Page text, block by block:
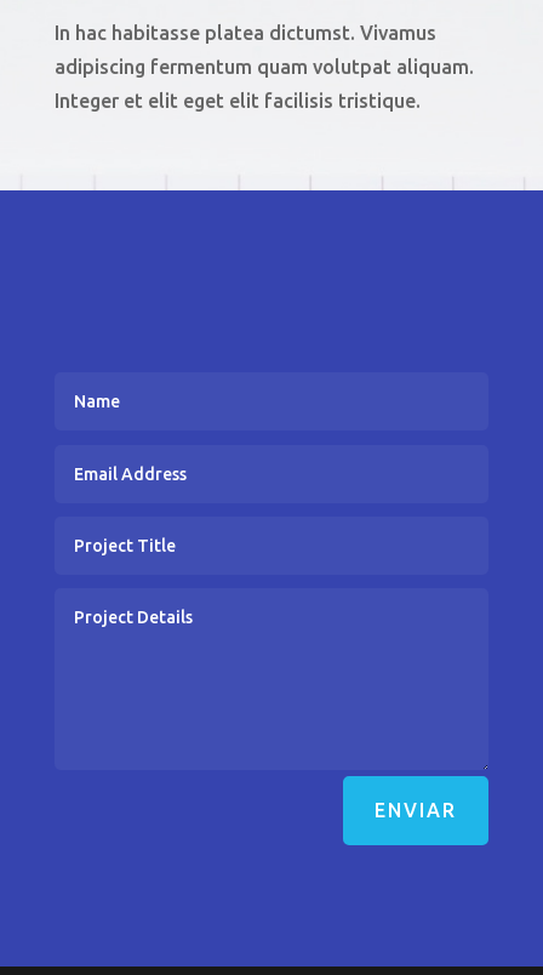
In hac habitasse platea dictumst. Vivamus
adipiscing fermentum quam volutpat aliquam.
Integer et elit eget elit facilisis tristique.
ENVIAR